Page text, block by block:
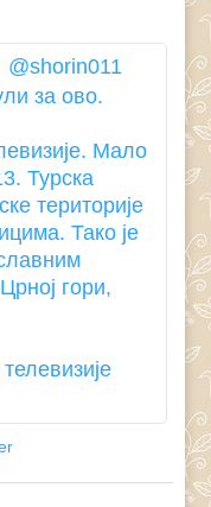
@shorin011
за ово.
Мало
Турска
територије
Тако је
гори,